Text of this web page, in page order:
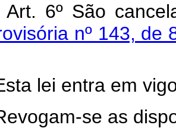
Art. 6º São
nº 143, de
lei entra em
se as